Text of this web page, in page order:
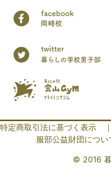
特定商取引法に基づく表示 ｜
服部公益財団につい
© 2016